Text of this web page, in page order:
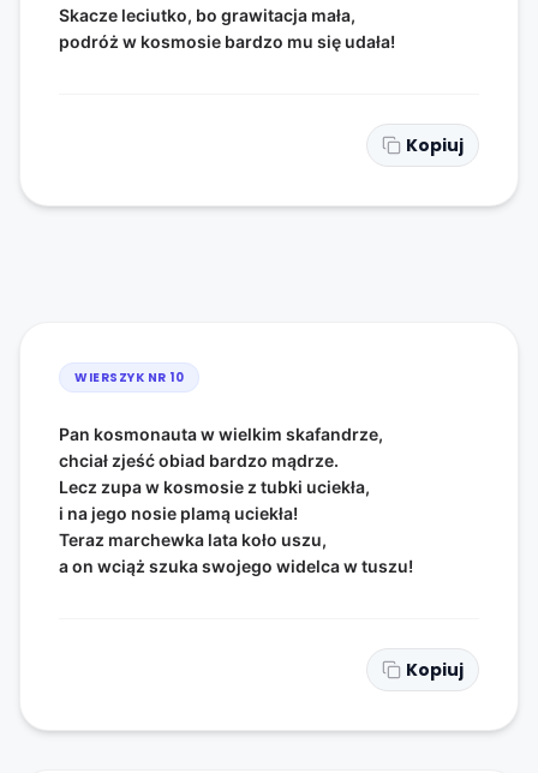
Skacze leciutko, bo grawitacja mała,
podróż w kosmosie bardzo mu się udała!
Kopiuj
WIERSZYK NR 10
Pan kosmonauta w wielkim skafandrze,
chciał zjeść obiad bardzo mądrze.
Lecz zupa w kosmosie z tubki uciekła,
i na jego nosie plamą uciekła!
Teraz marchewka lata koło uszu,
a on wciąż szuka swojego widelca w tuszu!
Kopiuj